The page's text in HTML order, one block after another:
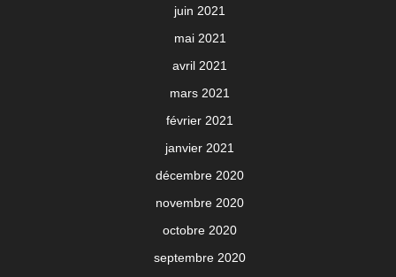
juin 2021
mai 2021
avril 2021
mars 2021
février 2021
janvier 2021
décembre 2020
novembre 2020
octobre 2020
septembre 2020